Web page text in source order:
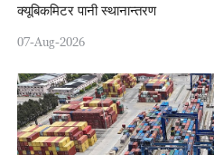
क्यूबिकमिटर पानी स्थानान्तरण
07-Aug-2026